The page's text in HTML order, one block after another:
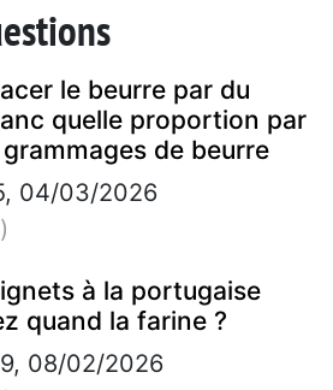
le beurre par du
quelle proportion par
de beurre
04/03/2026
à la portugaise
quand la farine ?
08/02/2026